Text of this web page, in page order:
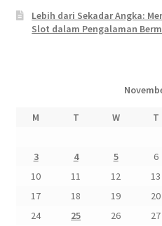
Lebih dari Sekadar Angka:
Slot dalam Pengalaman
M T W T
3
4 5 6
10
11 12 13
17
18 19 20
24
25 26 27